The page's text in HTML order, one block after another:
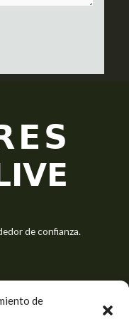
de
de confianza.
los beneficios del